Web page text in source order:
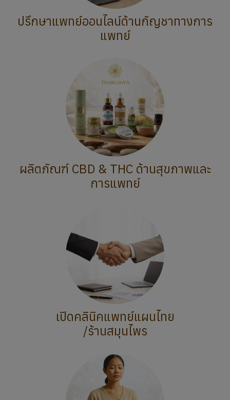
ปรึกษาแพทย์ออนไลน์ด้านกัญชาทางการ
แพทย์
ผลิตภัณฑ์ CBD & THC ด้านสุขภาพและ
การแพทย์
เปิดคลินิคแพทย์แผนไทย
/ร้านสมุนไพร